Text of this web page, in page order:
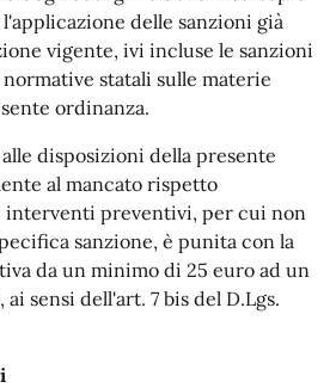
delle sanzioni già
vigente, ivi incluse le sanzioni
statali sulle materie
ordinanza.
disposizioni della presente
al mancato rispetto
interventi preventivi, per cui non
sanzione, è punita con la
da un minimo di 25 euro ad un
sensi dell'art. 7 bis del D.Lgs.